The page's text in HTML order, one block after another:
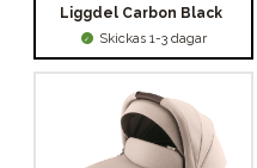
Liggdel Carbon Black
Skickas 1-3 dagar